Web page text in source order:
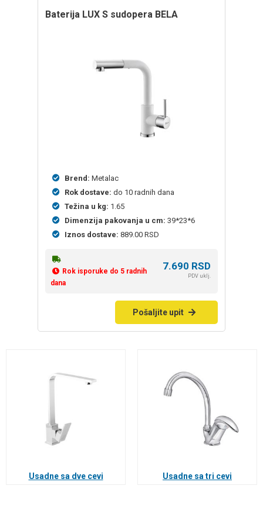
baterija LUX S sudopera BELA
Brend: Metalac
Rok dostave: do 10 radnih dana
Težina u kg: 1.65
Dimenzija pakovanja u cm: 39*23*6
Iznos dostave: 889.00 RSD
Rok isporuke do 5 radnih
dana
7.690 RSD
PDV uklj.
Pošaljite upit
Usadne sa dve cevi Usadne sa tri cevi